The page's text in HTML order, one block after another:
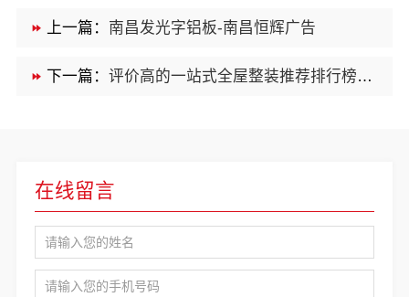
上一篇： 南昌发光字铝板-南昌恒辉广告
下一篇： 评价高的一站式全屋整装推荐排行榜看河南锦玺新材料
在线留言